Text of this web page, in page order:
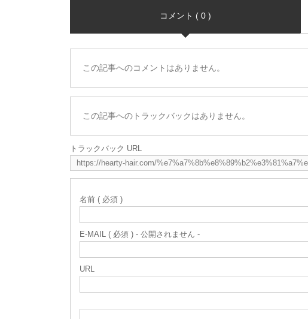
コメント ( 0 )
この記事へのコメントはありません。
この記事へのトラックバックはありません。
トラックバック URL
名前 ( 必須 )
E-MAIL ( 必須 ) - 公開されません -
URL